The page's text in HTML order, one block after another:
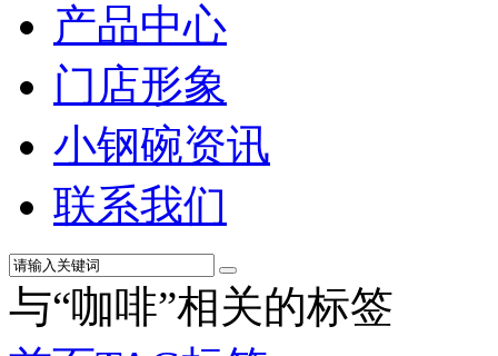
产品中心
门店形象
小钢碗资讯
联系我们
与“咖啡”相关的标签